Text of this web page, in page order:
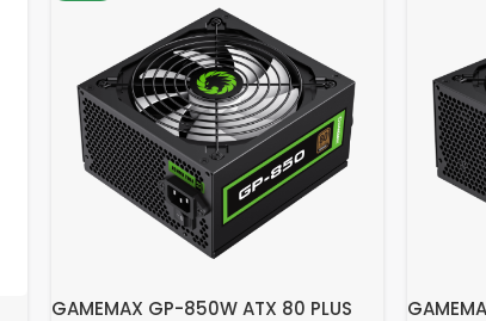
GAMEMAX GP-850W ATX 80 PLUS